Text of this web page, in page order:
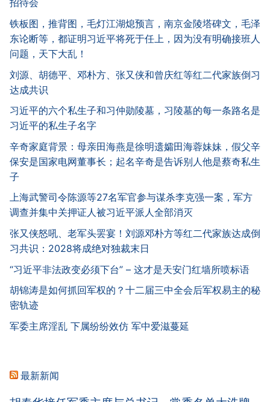
招待会
铁板图，推背图，毛灯江湖熄预言，南京金陵塔碑文，毛泽
东论断等，都证明习近平将死于任上，因为没有明确接班人
问题，天下大乱！
刘源、胡德平、邓朴方、张又侠和曾庆红等红二代家族倒习
达成共识
习近平的六个私生子和习仲勋陵墓，习陵墓的每一条路名是
习近平的私生子名字
辛奇家庭背景：母亲田海燕是徐明遗孀田海蓉妹妹，假父辛
保安是国家电网董事长；起名辛奇是告诉别人他是蔡奇私生
子
上海武警司令陈源等27名军官参与谋杀李克强一案，军方
调查并集中关押证人被习近平派人全部消灭
张又侠怒吼、老军头罢宴！刘源邓朴方等红二代家族达成倒
习共识：2028将成绝对独裁末日
“习近平非法政变必须下台” – 这才是天安门红墙所喷标语
胡锦涛是如何抓回军权的？十二届三中全会后军权易主的秘
密轨迹
军委主席淫乱 下属纷纷效仿 军中爱滋蔓延
最新新闻